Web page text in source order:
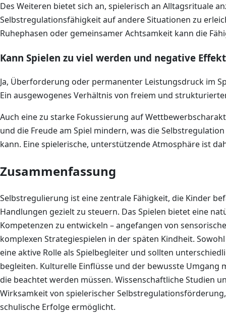
Des Weiteren bietet sich an, spielerisch an Alltagsrituale
Selbstregulationsfähigkeit auf andere Situationen zu
Ruhephasen oder gemeinsamer Achtsamkeit kann die
Kann Spielen zu viel werden und negative
Ja, Überforderung oder permanenter Leistungsdruck im
Ein ausgewogenes Verhältnis von freiem und
Auch eine zu starke Fokussierung auf
und die Freude am Spiel mindern, was die
kann. Eine spielerische, unterstützende Atmosphäre ist
Zusammenfassung
Selbstregulierung ist eine zentrale Fähigkeit, die Kinder
Handlungen gezielt zu steuern. Das Spielen bietet eine
Kompetenzen zu entwickeln – angefangen von
komplexen Strategiespielen in der späten Kindheit.
eine aktive Rolle als Spielbegleiter und sollten
begleiten. Kulturelle Einflüsse und der bewusste Umgang
die beachtet werden müssen. Wissenschaftliche Studien
Wirksamkeit von spielerischer
schulische Erfolge ermöglicht.